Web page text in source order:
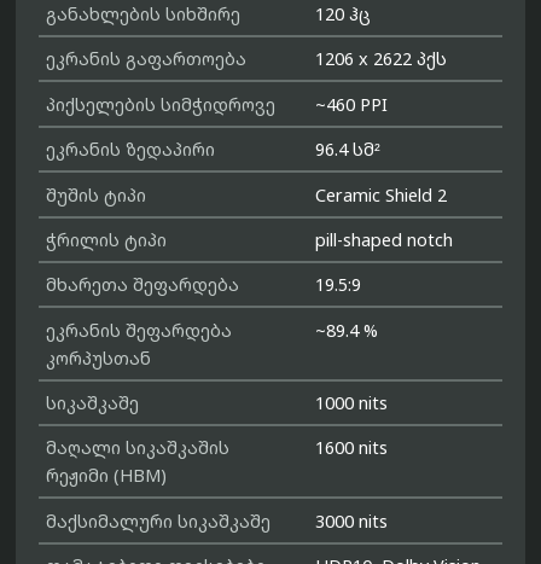
განახლების სიხშირე
120 ჰც
ეკრანის გაფართოება
1206 x 2622 პქს
პიქსელების სიმჭიდროვე
~460 PPI
ეკრანის ზედაპირი
96.4 სმ²
შუშის ტიპი
Ceramic Shield 2
ჭრილის ტიპი
pill-shaped notch
მხარეთა შეფარდება
19.5:9
ეკრანის შეფარდება
კორპუსთან
~89.4 %
სიკაშკაშე
1000 nits
მაღალი სიკაშკაშის
რეჟიმი (HBM)
1600 nits
მაქსიმალური სიკაშკაშე
3000 nits